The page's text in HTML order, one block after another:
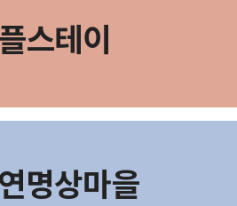
스테이
명상마을